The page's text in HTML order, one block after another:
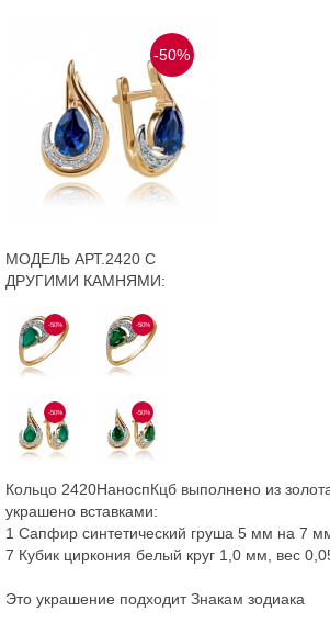
-50%
МОДЕЛЬ АРТ.2420 С
ДРУГИМИ КАМНЯМИ:
-50% -50%
-50% -50%
Кольцо 2420НаноспКцб выполнено из
украшено вставками:
1 Сапфир синтетический груша 5 мм на 7
7 Кубик циркония белый круг 1,0 мм, вес
Это украшение подходит Знакам зодиака